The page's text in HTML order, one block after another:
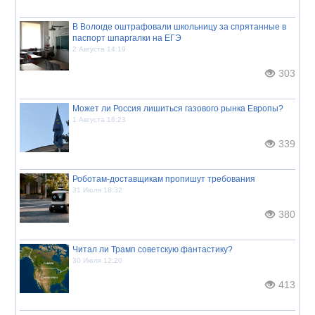
В Вологде оштрафовали школьницу за спрятанные в
паспорт шпаргалки на ЕГЭ
2 Августа 14:19
303
Может ли Россия лишиться газового рынка Европы?
1 Августа 16:23
339
Роботам-доставщикам пропишут требования
31 Июля 18:32
380
Читал ли Трамп советскую фантастику?
30 Июля 12:20
413